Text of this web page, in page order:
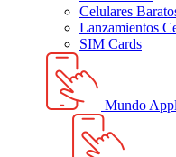
Celulares
Lanzamientos
SIM Cards
Mundo